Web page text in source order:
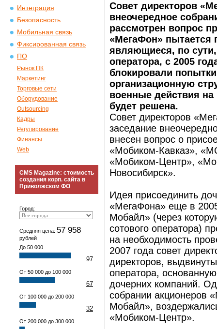
Интеграция
Безопасность
Мобильная связь
Фиксированная связь
ПО
Рынок ПК
Маркетинг
Торговые сети
Оборудование
Outsourcing
Кадры
Регулирование
Финансы
Web
CMS Magazine: стоимость
создания корп. сайта в
Приволжском ФО
Город:
Средняя цена: 57 958
рублей
До 50 000
97
От 50 000 до 100 000
67
От 100 000 до 200 000
32
От 200 000 до 300 000
Совет директоров
внеочередное
рассмотрен вопрос
«МегаФон» пытается
являющиеся, по
оператора, с 2005
блокировали
организационную
военные действия
будет решена.
Совет директоров
заседание
внесен вопрос о
«Мобиком-Кавказ»,
«Мобиком-Центр»,
Новосибирск».
Идея присоединить
«МегаФона» еще в
Мобайл» (через
сотового оператора)
на необходимость
2007 года совет
директоров,
оператора,
дочерних компаний.
собрании акционеров
Мобайл»,
«Мобиком-Центр».